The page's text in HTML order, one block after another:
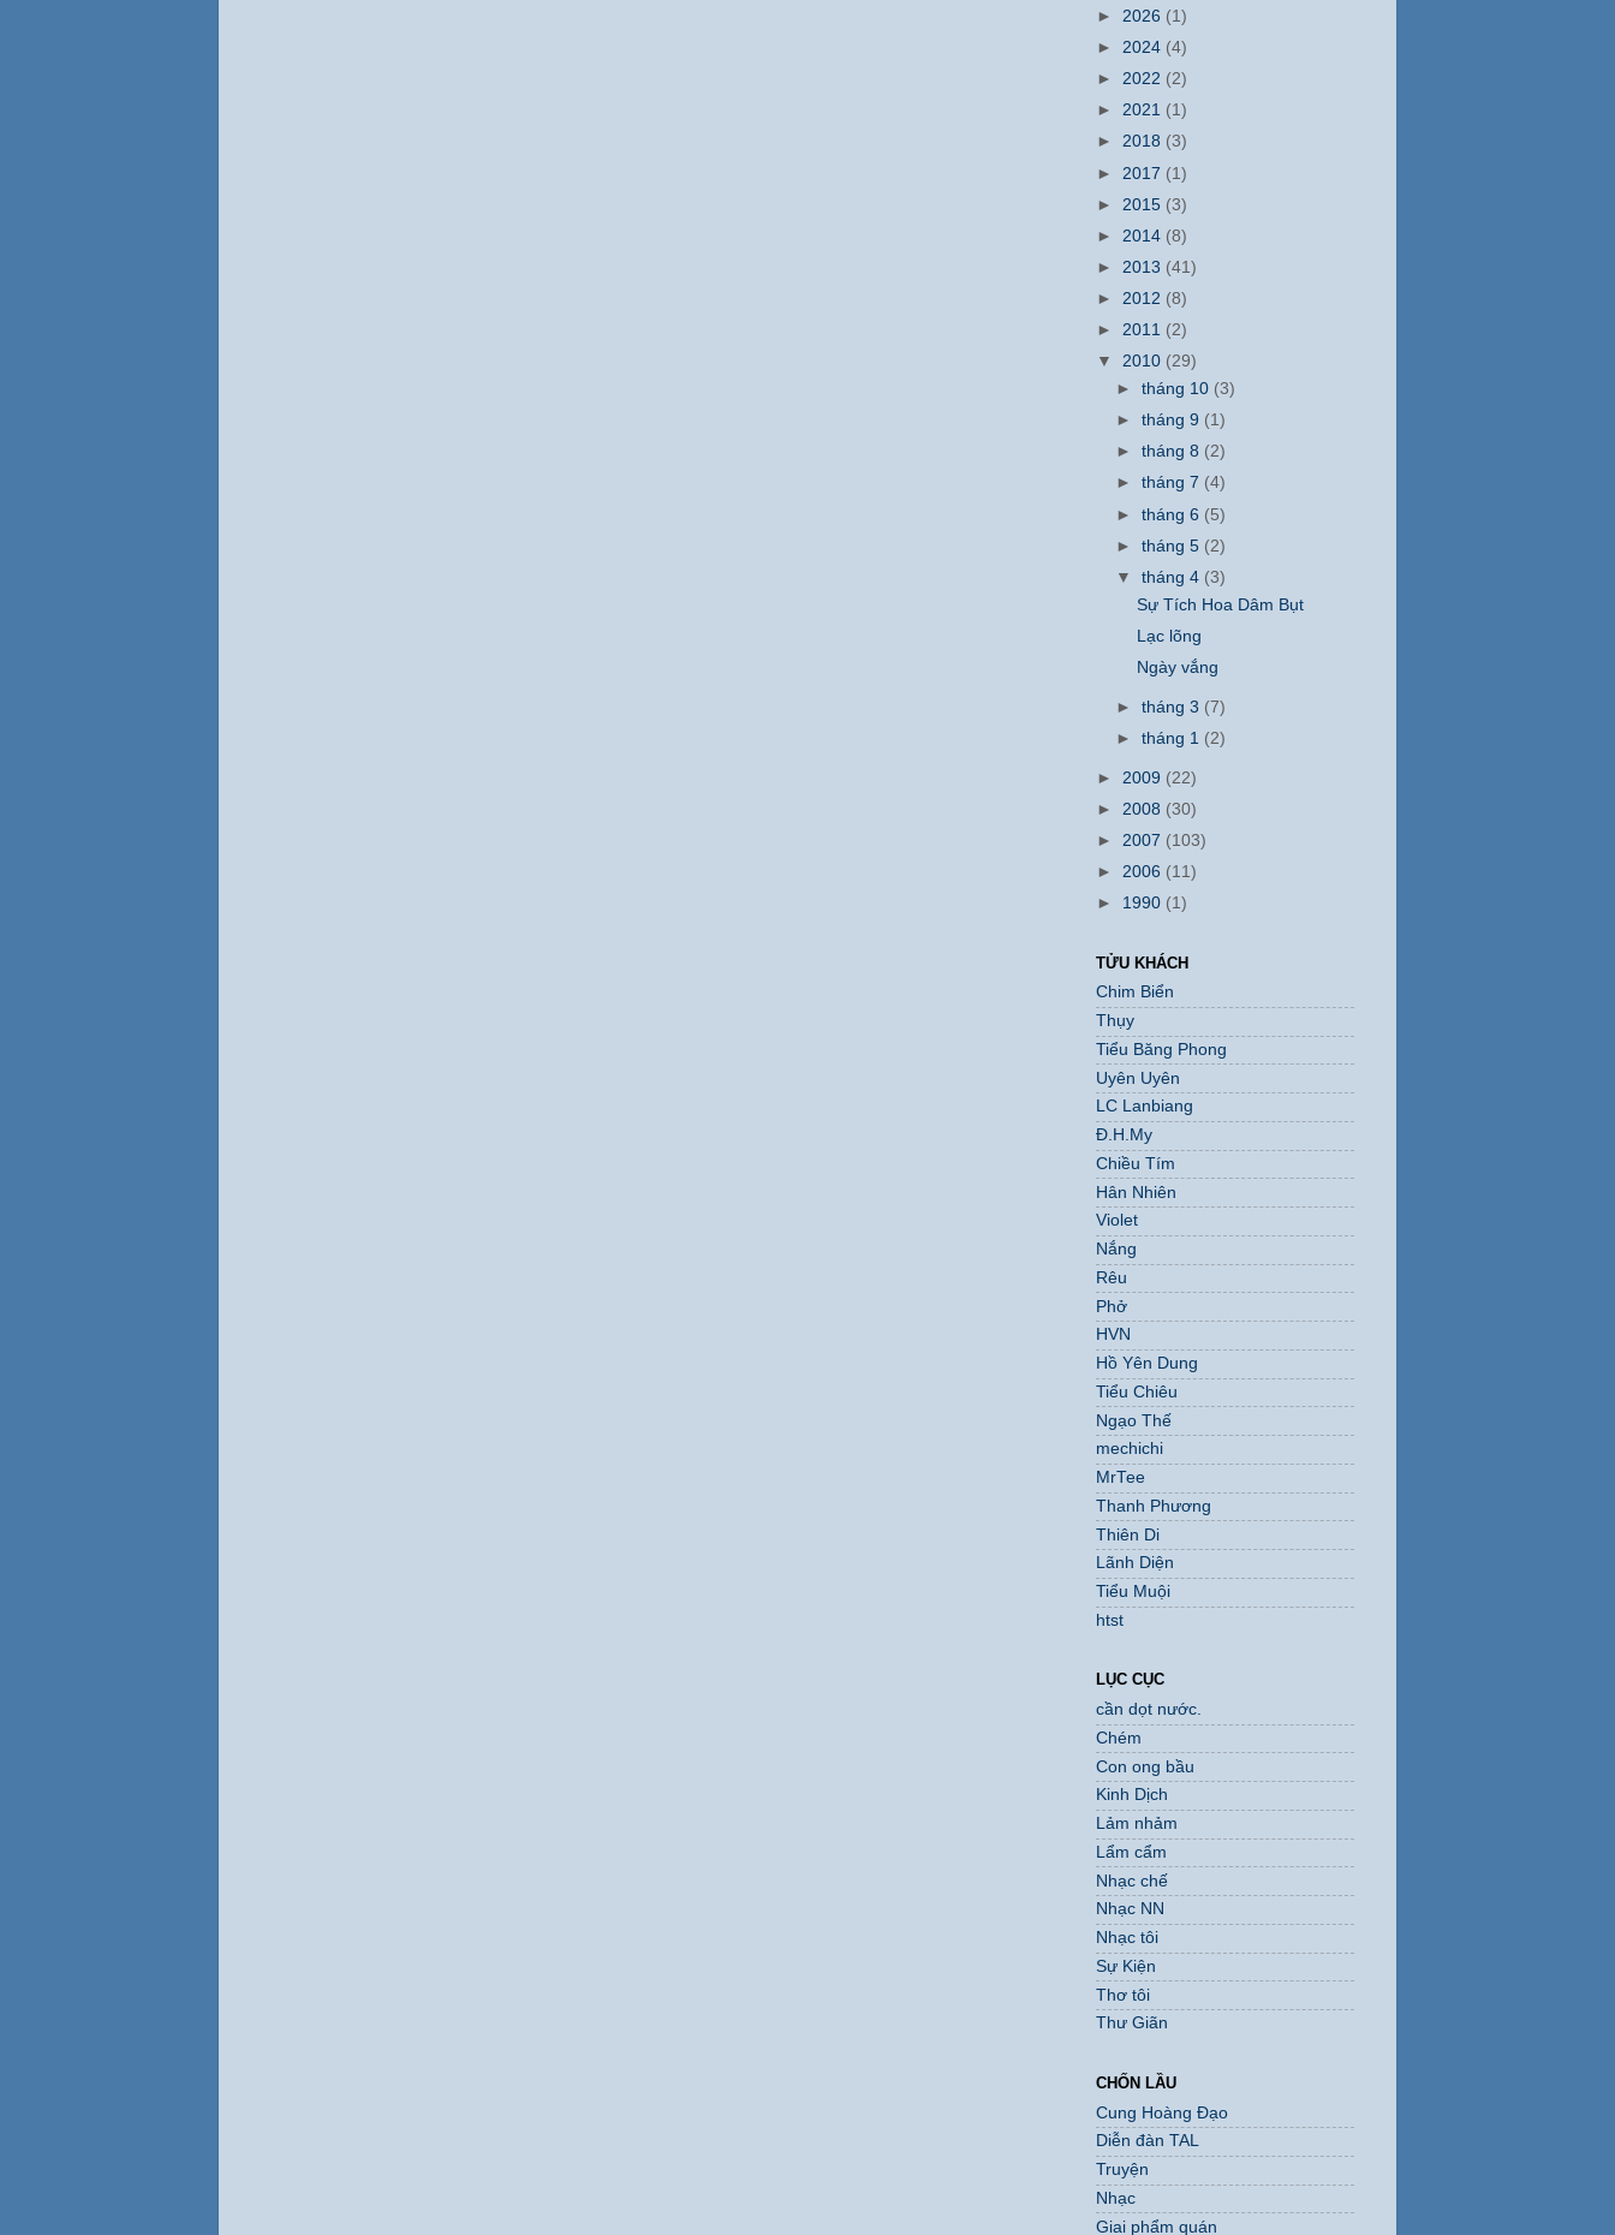
► 2026 (1)
► 2024 (4)
► 2022 (2)
► 2021 (1)
► 2018 (3)
► 2017 (1)
► 2015 (3)
► 2014 (8)
► 2013 (41)
► 2012 (8)
► 2011 (2)
▼ 2010 (29)
►tháng 10 (3)
►tháng 9 (1)
►tháng 8 (2)
►tháng 7 (4)
►tháng 6 (5)
►tháng 5 (2)
▼tháng 4 (3)
Sự Tích Hoa Dâm Bụt
Lạc lõng
Ngày vắng
►tháng 3 (7)
►tháng 1 (2)
► 2009 (22)
► 2008 (30)
► 2007 (103)
► 2006 (11)
► 1990 (1)
TỬU KHÁCH
Chim Biển
Thụy
Tiểu Băng Phong
Uyên Uyên
LC Lanbiang
Đ.H.My
Chiều Tím
Hân Nhiên
Violet
Nắng
Rêu
Phở
HVN
Hồ Yên Dung
Tiểu Chiêu
Ngạo Thế
mechichi
MrTee
Thanh Phương
Thiên Di
Lãnh Diện
Tiểu Muội
htst
LỤC CỤC
cần dọt nước.
Chém
Con ong bầu
Kinh Dịch
Lảm nhảm
Lẩm cẩm
Nhạc chế
Nhạc NN
Nhạc tôi
Sự Kiện
Thơ tôi
Thư Giãn
CHỐN LẦU
Cung Hoàng Đạo
Diễn đàn TAL
Truyện
Nhạc
Giai phẩm quán